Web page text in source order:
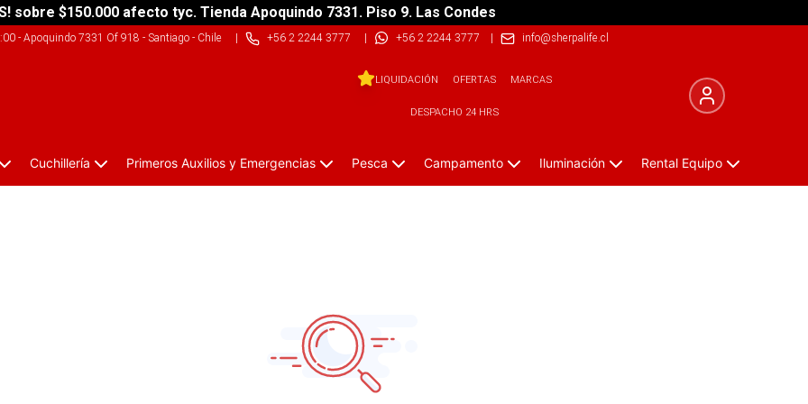
sobre $150.000 afecto tyc. Tienda Apoquindo 7331. Piso 9. Las Condes
- Apoquindo 7331 Of 918 - Santiago - Chile| +56 2 2244 3777 | +56 2 2244 3777 | info@sherpalife.cl
LIQUIDACIÓN OFERTAS MARCAS
DESPACHO 24 HRS
Cuchillería Primeros Auxilios y Emergencias Pesca Campamento Iluminación Rental Equipo